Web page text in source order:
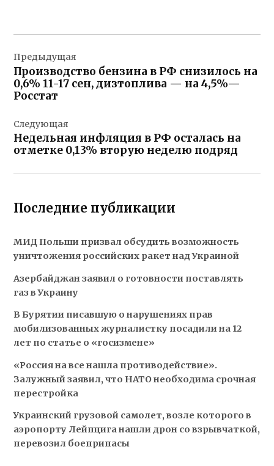
по
записям
Предыдущая
Производство бензина в РФ снизилось на
0,6% 11-17 сен, дизтоплива — на 4,5%—
Росстат
Следующая
Недельная инфляция в РФ осталась на
отметке 0,13% вторую неделю подряд
Последние публикации
МИД Польши призвал обсудить возможность
уничтожения российских ракет над Украиной
Азербайджан заявил о готовности поставлять
газ в Украину
В Бурятии писавшую о нарушениях прав
мобилизованных журналистку посадили на 12
лет по статье о «госизмене»
«Россия на все нашла противодействие».
Залужный заявил, что НАТО необходима срочная
перестройка
Украинский грузовой самолет, возле которого в
аэропорту Лейпцига нашли дрон со взрывчаткой,
перевозил боеприпасы